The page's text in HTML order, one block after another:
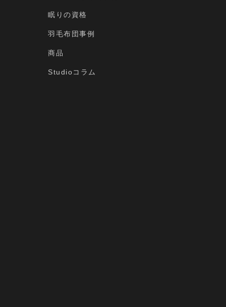
眠りの資格
羽毛布団事例
商品
Studioコラム